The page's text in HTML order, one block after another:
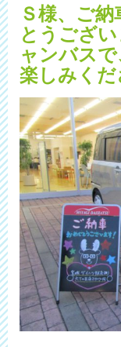
Ｓ様、ご
とうござ
ャンバス
楽しみくだ